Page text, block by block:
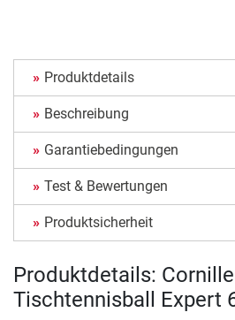
Produktdetails
Beschreibung
Garantiebedingungen
Test & Bewertungen
Produktsicherheit
Produktdetails:
Tischtennisball Expert